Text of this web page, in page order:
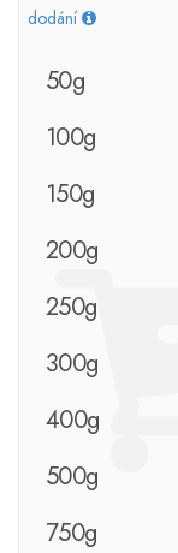
dodání
50g
100g
150g
200g
250g
300g
400g
500g
750g